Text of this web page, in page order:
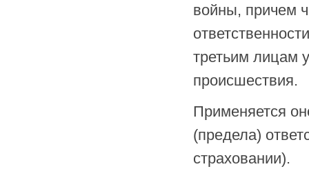
войны, причем
третьим лицам
происшествия.
Применяется
(предела)
страховании).